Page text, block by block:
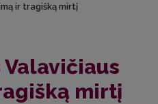
ir tragišką mirtį
mirtį